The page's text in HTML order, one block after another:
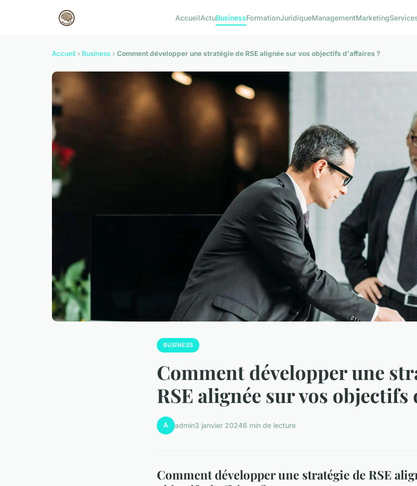
AccueilActuBusinessFormationJuridiqueManagementMarketing
Accueil › Business › Comment développer une stratégie de RSE alignée sur vos objectifs d'affaires ?
BUSINESS
Comment développer une
RSE alignée sur vos objectifs
A admin3 janvier 20246 min de lecture
Comment développer une stratégie de RSE